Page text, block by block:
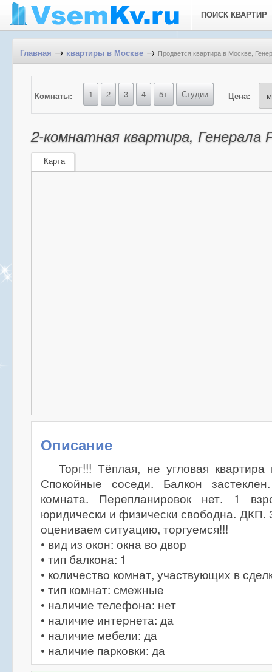
ПОИСК КВАРТИР
Главная → квартиры в Москве → Продается квартира в Москве,
Комнаты: 1 2 3 4 5+ Студии Цена:
2-комнатная квартира, Генерала
Карта
Описание
Торг!!! Тёплая, не угловая
Спокойные соседи. Балкон
комната. Перепланировок нет. 1
юридически и физически свободна.
оцениваем ситуацию, торгуемся!!!
• вид из окон: окна во двор
• тип балкона: 1
• количество комнат, участвующих в
• тип комнат: смежные
• наличие телефона: нет
• наличие интернета: да
• наличие мебели: да
• наличие парковки: да